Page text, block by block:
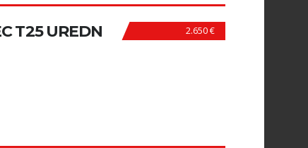
2.650 €
T25 UREDN